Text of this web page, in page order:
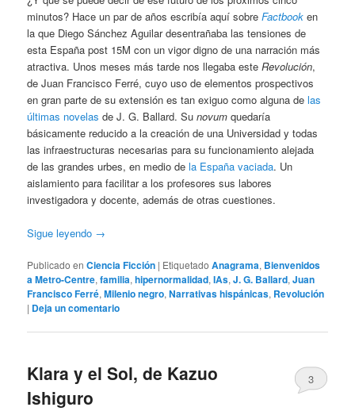
minutos? Hace un par de años escribía aquí sobreFactbook en
la que Diego Sánchez Aguilar desentrañaba las tensiones de
esta España post 15M con un vigor digno de una narración más
atractiva. Unos meses más tarde nos llegaba esteRevolución,
de Juan Francisco Ferré, cuyo uso de elementos prospectivos
en gran parte de su extensión es tan exiguo como alguna delas
últimas novelas de J. G. Ballard. Sunovum quedaría
básicamente reducido a la creación de una Universidad y todas
las infraestructuras necesarias para su funcionamiento alejada
de las grandes urbes, en medio dela España vaciada. Un
aislamiento para facilitar a los profesores sus labores
investigadora y docente, además de otras cuestiones.
Sigue leyendo →
Publicado en Ciencia Ficción | Etiquetado Anagrama, Bienvenidos
a Metro-Centre,familia,hipernormalidad,IAs,J. G. Ballard,Juan
Francisco Ferré,Milenio negro,Narrativas hispánicas, Revolución
| Deja un comentario
Klara y el Sol, de Kazuo
Ishiguro
3